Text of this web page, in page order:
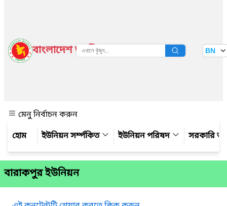
বাংলাদেশ জাতীয় তথ্য বাতায়ন BN
মেনু নির্বাচন করুন
ইউনিয়ন সর্ম্পকিত
ইউনিয়ন পরিষদ সরকারি
বারাকপুর ইউনিয়ন